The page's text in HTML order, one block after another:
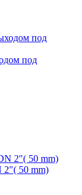
под
2"( 50 mm)